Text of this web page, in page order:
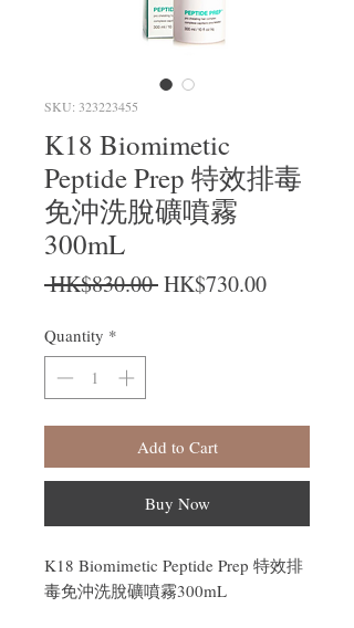
SKU: 323223455
K18 Biomimetic
Peptide Prep 特效排毒
免沖洗脫礦噴霧
300mL
HK$830.00 Regular Price
HK$730.00Sale Price
Quantity *
Add to Cart
Buy Now
K18 Biomimetic Peptide Prep 特效排
毒免沖洗脫礦噴霧300mL